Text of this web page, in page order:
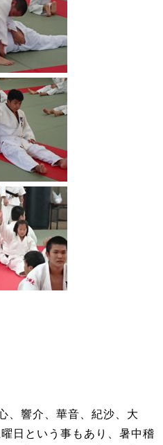
、響介、華音、紀沙、大
日という事もあり、暑中稽